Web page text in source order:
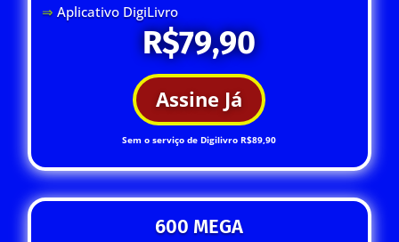
⇒Aplicativo DigiLivro
R$79,90
Assine Já
Sem o serviço de Digilivro R$89,90
600 MEGA